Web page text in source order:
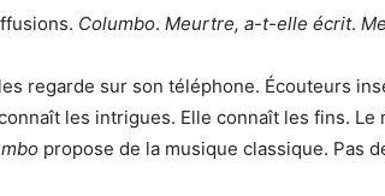
Columbo. Meurtre, a-t-elle écrit.
regarde sur son téléphone. Écouteurs
les intrigues. Elle connaît les fins.
propose de la musique classique. Pas